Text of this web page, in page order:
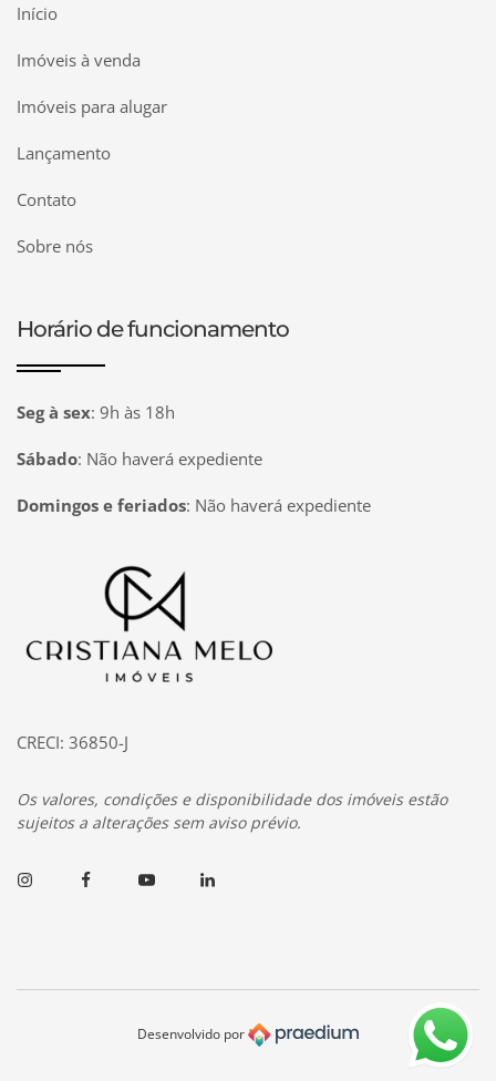
Início
Imóveis à venda
Imóveis para alugar
Lançamento
Contato
Sobre nós
Horário de funcionamento
Seg à sex: 9h às 18h
Sábado: Não haverá expediente
Domingos e feriados: Não haverá expediente
Página inicial
CRECI: 36850-J
Os valores, condições e disponibilidade dos imóveis estão
sujeitos a alterações sem aviso prévio.
InstagramFacebookYoutubeLinkedin
Desenvolvido por